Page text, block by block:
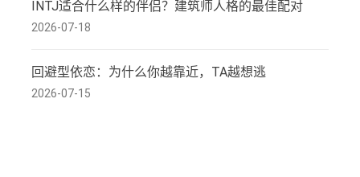
INTJ适合什么样的伴侣？建筑师人格的最佳配对
2026-07-18
回避型依恋：为什么你越靠近，TA越想逃
2026-07-15